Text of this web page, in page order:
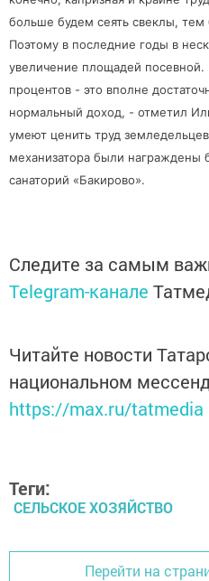
больше будем сеять свеклы,
Поэтому в последние годы в
увеличение площадей посевной.
процентов - это вполне
нормальный доход, - отметил
умеют ценить труд
механизатора были награждены
санаторий «Бакирово».
Следите за самым
Telegram-канале
Читайте новости
национальном
https://max.ru/tatmedia
Теги:
СЕЛЬСКОЕ ХОЗЯЙСТВО
Перейти на